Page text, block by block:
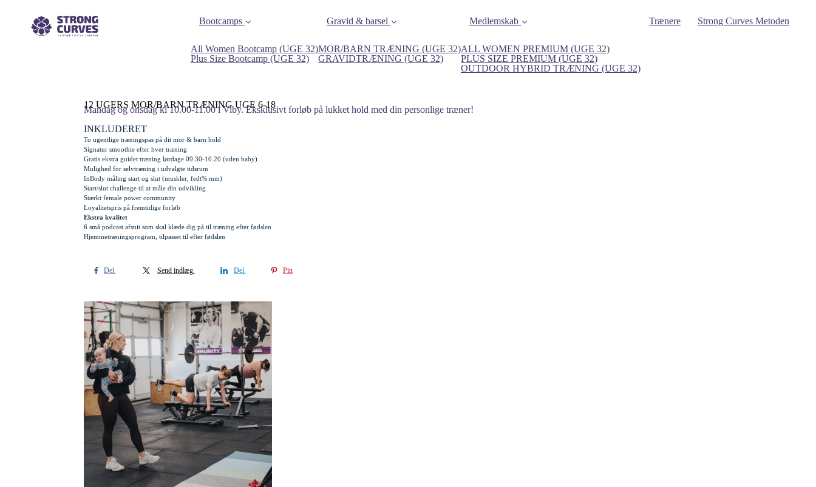
Bootcamps
All Women Bootcamp (UGE 32)
Plus Size Bootcamp (UGE 32)
Gravid & barsel
MOR/BARN TRÆNING (UGE 32)
GRAVIDTRÆNING (UGE 32)
Medlemskab
ALL WOMEN PREMIUM (UGE 32)
PLUS SIZE PREMIUM (UGE 32)
OUTDOOR HYBRID TRÆNING (UGE 32)
Trænere Strong Curves Metoden
12 UGERS MOR/BARN TRÆNING UGE 6-18
Mandag og onsdag kl 10.00-11.00 i Viby. Eksklusivt forløb på lukket hold med din personlige træner!
INKLUDERET
To ugentlige træningspas på dit mor & barn hold
Signatur smoothie efter hver træning
Gratis ekstra guidet træning lørdage 09.30-10.20 (uden baby)
Mulighed for selvtræning i udvalgte tidsrum
InBody måling start og slut (muskler, fedt% mm)
Start/slut challenge til at måle din udvikling
Stærkt female power community
Loyalitetspris på fremtidige forløb
Ekstra kvalitet
6 små podcast afsnit som skal klæde dig på til træning efter fødslen
Hjemmetræningsprogram, tilpasset til efter fødslen
Del Send indlæg Del Pin